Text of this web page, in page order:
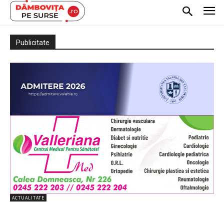
Publicitate
ACTUALITATE